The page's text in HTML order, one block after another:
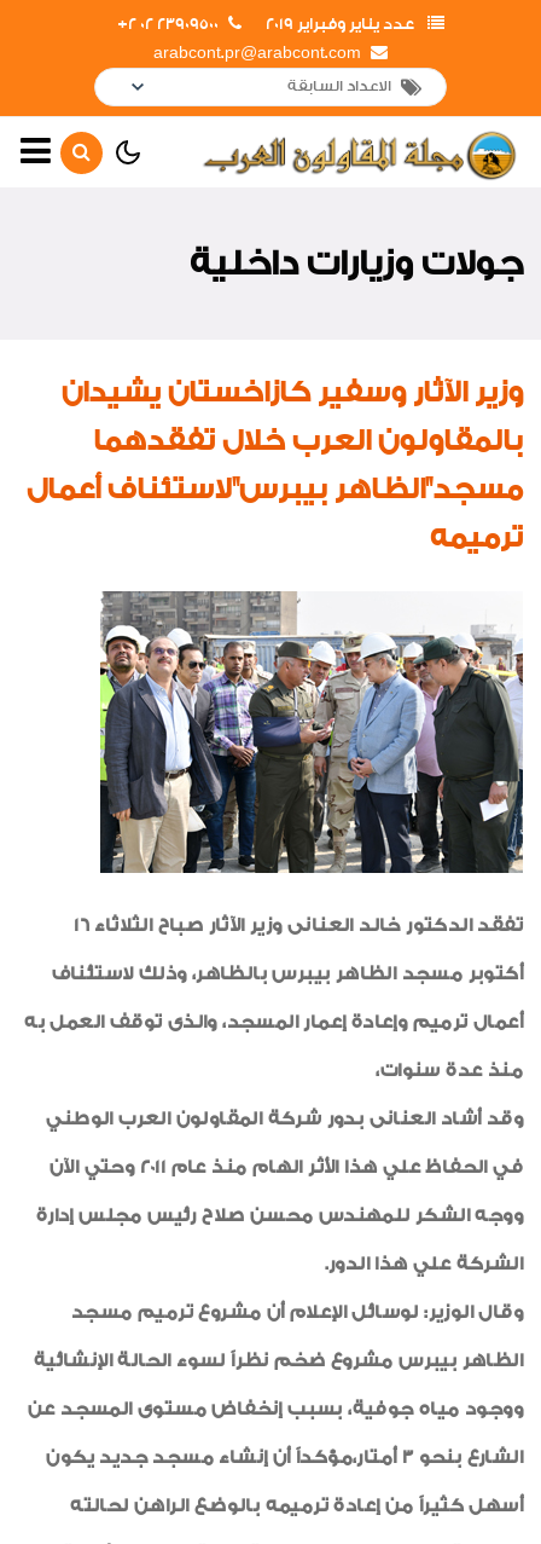
عدد يناير وفبراير 2019
23909500 02 2+
arabcont.pr@arabcont.com
أهم الأخبار
جولات وزيارات خارجية
لقاءات واجتماعات
افتتاحات
رياضة
خواطر إيمانية
الواحة
جولات وزيارات داخلية
وزير الآثار وسفير كازاخستان يشيدان
بالمقاولون العرب خلال تفقدهما
مسجد"الظاهر بيبرس"لاستئناف أعمال
ترميمه
تفقد الدكتور خالد العنانى وزير الآثار صباح الثلاثاء 16
أكتوبر مسجد الظاهر بيبرس بالظاهر، وذلك لاستئناف
أعمال ترميم وإعادة إعمار المسجد، والذى توقف العمل به
منذ عدة سنوات،
وقد أشاد العنانى بدور شركة المقاولون العرب الوطني
في الحفاظ علي هذا الأثر الهام منذ عام 2011 وحتي الآن
ووجه الشكر للمهندس محسن صلاح رئيس مجلس إدارة
الشركة علي هذا الدور.
وقال الوزير: لوسائل الإعلام أن مشروع ترميم مسجد
الظاهر بيبرس مشروع ضخم نظراً لسوء الحالة الإنشائية
ووجود مياه جوفية، بسبب إنخفاض مستوى المسجد عن
الشارع بنحو 3 أمتار،مؤكداً أن إنشاء مسجد جديد يكون
أسهل كثيراً من إعادة ترميمه بالوضع الراهن لحالته